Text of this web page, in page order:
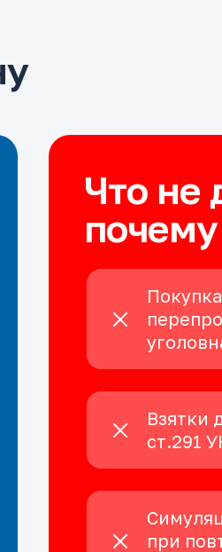
Что не
почему
Взятки
ст.291
при